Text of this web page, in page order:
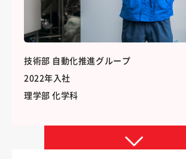
技術部 自動化推進グループ
2022年入社
理学部 化学科